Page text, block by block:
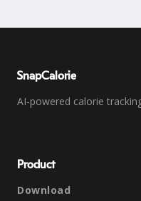
SnapCalorie
AI-powered calorie
Product
Download